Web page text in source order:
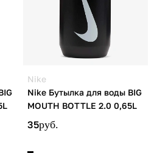
Nike
Nike Бутылка для воды BIG
MOUTH BOTTLE 2.0 0,65L
35руб.